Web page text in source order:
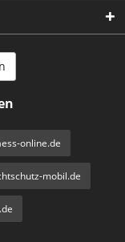
online.de
mobil.de